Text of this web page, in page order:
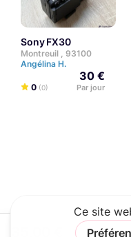
Sony FX30
Montreuil , 93100
Angélina H.
0 (0)
30 €
Par jour